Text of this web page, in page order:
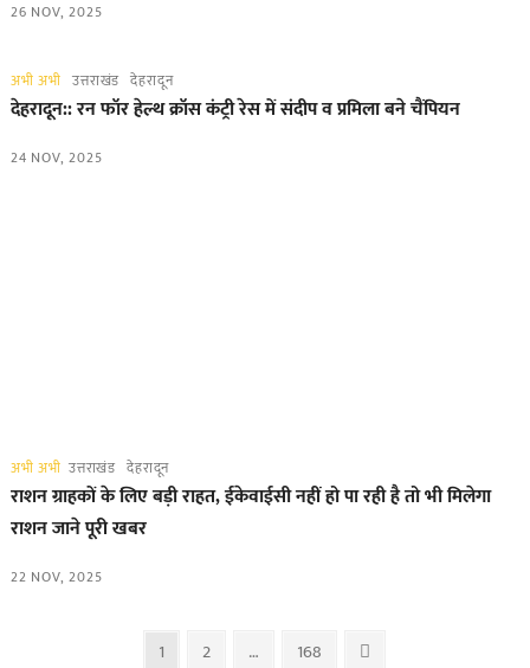
26 NOV, 2025
अभी अभी उत्तराखंड देहरादून
देहरादून:: रन फॉर हेल्थ क्रॉस कंट्री रेस में संदीप व प्रमिला बने चैंपियन
24 NOV, 2025
अभी अभी उत्तराखंड देहरादून
राशन ग्राहकों के लिए बड़ी राहत, ईकेवाईसी नहीं हो पा रही है तो भी मिलेगा
राशन जाने पूरी खबर
22 NOV, 2025
Page
1 Page
2 … Page
168